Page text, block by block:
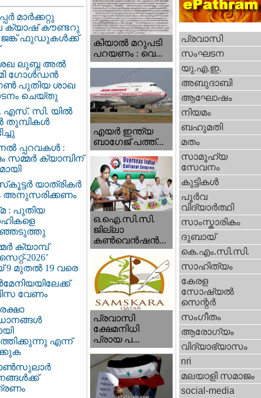
മാർക്കറ്റു
ക്യാഷ് കൗണ്ടറു
ജങ്ക് ഫുഡുകൾക്ക്
ലുബ്ന അൽ
ഗോൾഡൻ
പുതിയ ശാഖ
ചെയ്തു
എസ്. സി. യിൽ
തുമ്പികൾ
പ്പറവകൾ :
സമ്മർ ക്യാമ്പിന്
യാത്രികർ
അനുസരിക്കണം
: പുതിയ
ക്യാമ്പ്
2026’
9 മുതൽ 19 വരെ
വേണം
എന്ന്
കിയാല്‍ മറുപടി
പറയണം : വെ...
എയര്‍ ഇന്ത്യ
ബാഗേജ് പത്ത്...
ഒ.ഐ.സി.സി.
ജില്ലാ
കൺവെൻഷൻ...
പ്രവാസി
ക്ഷേമനിധി
പ്രായ പ...
പ്രവാസി
സംഘടന
യു.എ.ഇ.
അബുദാബി
ആഘോഷം
നിയമം
ബഹുമതി
മതം
സാമൂഹ്യ
സേവനം
കുട്ടികള്‍
പൂര്‍വ
വിദ്യാര്‍ത്ഥി
സാംസ്കാരികം
ദുബായ്‌
കെ.എം.സി.സി.
സാഹിത്യം
കേരള
സോഷ്യല്‍
സെന്റര്‍
സംഗീതം
ആരോഗ്യം
വിദ്യാഭ്യാസം
nri
മലയാളി സമാജം
social-media